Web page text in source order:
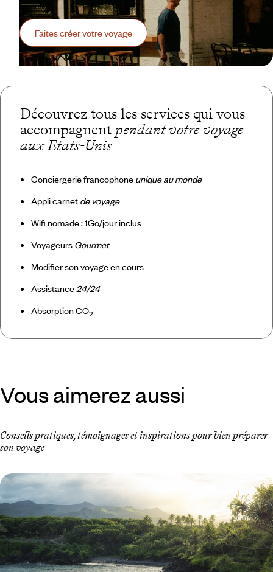
Faites créer votre voyage
Découvrez tous les services qui vous
accompagnent pendant votre voyage
aux Etats-Unis
Conciergerie francophone unique au monde
Appli carnet de voyage
Wifi nomade : 1Go/jour inclus
Voyageurs Gourmet
Modifier son voyage en cours
Assistance 24/24
Absorption CO2
Vous aimerez aussi
Conseils pratiques, témoignages et inspirations pour bien préparer
son voyage